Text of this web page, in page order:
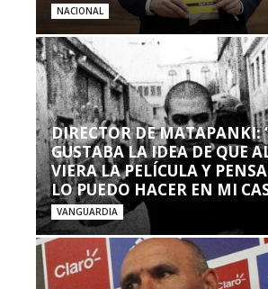
NACIONAL
DIRECTOR DE MATAPANKI:
GUSTABA LA IDEA DE QUE
VIERA LA PELÍCULA Y
LO PUEDO HACER EN MI
VANGUARDIA